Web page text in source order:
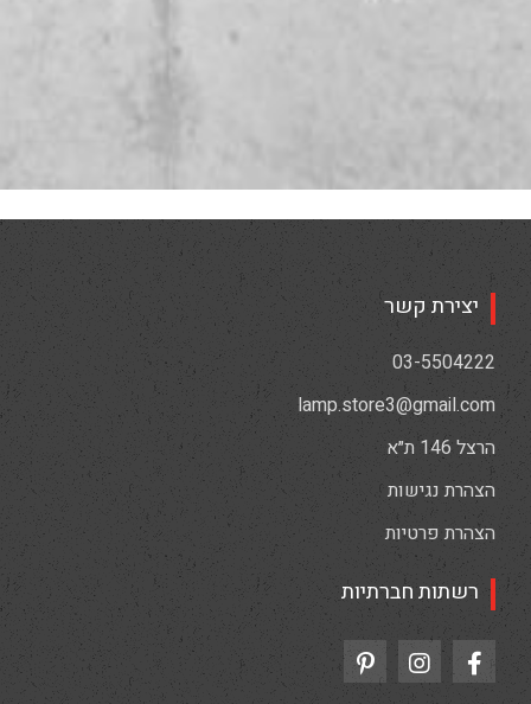
יצירת קשר
03-5504222
lamp.store3@gmail.com
הרצל 146 ת״א
הצהרת נגישות
הצהרת פרטיות
רשתות חברתיות